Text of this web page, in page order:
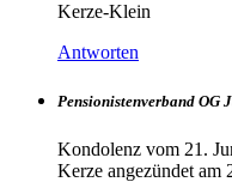
Kerze-Klein
Antworten
Pensionistenverband OG
Kondolenz vom 21.
Kerze angezündet am